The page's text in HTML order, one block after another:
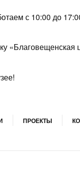
с 10:00 до
ПРОЕКТЫ